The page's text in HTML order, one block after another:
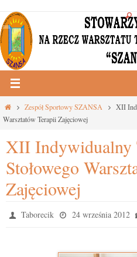
Przejdź
do
treści
Strona
główna
Zespół Sportowy SZANSA
XII
Warsztatów Terapii Zajęciowej
XII Indywidualny
Stołowego
Zajęciowej
Taborecik 24 września 2012